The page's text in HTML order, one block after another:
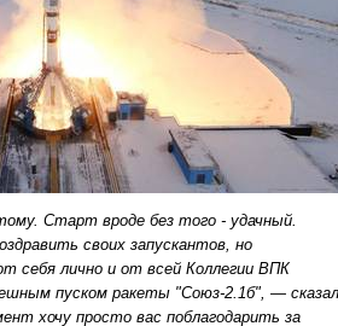
Старт вроде без того - удачный.
своих запускантов, но
себя лично и от всей Коллегии ВПК
пуском ракеты "Союз-2.1б", — сказал
хочу просто вас поблагодарить за